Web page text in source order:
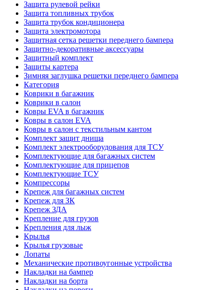
Защита рулевой рейки
Защита топливных трубок
Защита трубок кондиционера
Защита электромотора
Защитная сетка решетки переднего бампера
Защитно-декоративные аксессуары
Защитный комплект
Защиты картера
Зимняя заглушка решетки переднего бампера
Категория
Коврики в багажник
Коврики в салон
Ковры EVA в багажник
Ковры в салон EVA
Ковры в салон с текстильным кантом
Комплект защит днища
Комплект электрооборудования для ТСУ
Комплектующие для багажных систем
Комплектующие для прицепов
Комплектующие ТСУ
Компрессоры
Крепеж для багажных систем
Крепеж для ЗК
Крепеж ЗДА
Крепление для грузов
Крепления для лыж
Крылья
Крылья грузовые
Лопаты
Механические противоугонные устройства
Накладки на бампер
Накладки на борта